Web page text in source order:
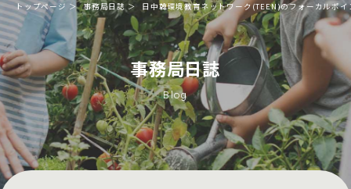
事務局日誌
Blog
トップページ 事務局日誌 日中韓環境教育ネットワーク(TEEN)のフォーカルポ